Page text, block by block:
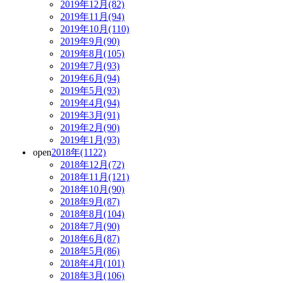
2019年12月(82)
2019年11月(94)
2019年10月(110)
2019年9月(90)
2019年8月(105)
2019年7月(93)
2019年6月(94)
2019年5月(93)
2019年4月(94)
2019年3月(91)
2019年2月(90)
2019年1月(93)
open2018年(1122)
2018年12月(72)
2018年11月(121)
2018年10月(90)
2018年9月(87)
2018年8月(104)
2018年7月(90)
2018年6月(87)
2018年5月(86)
2018年4月(101)
2018年3月(106)